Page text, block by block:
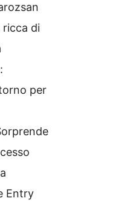
ricca di
per
Entry